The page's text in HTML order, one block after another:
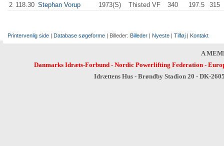
2 118.30 Stephan Vorup 1973(S) Thisted VF 340 197.5 315
Printervenlig side | Database søgeforme | Billeder: Billeder | Nyeste | Tilføj | Kontakt
A
Danmarks Idræts-Forbund- Nordic Powerlifting Federation-
Idrættens Hus - Brøndby Stadion 20 - DK-